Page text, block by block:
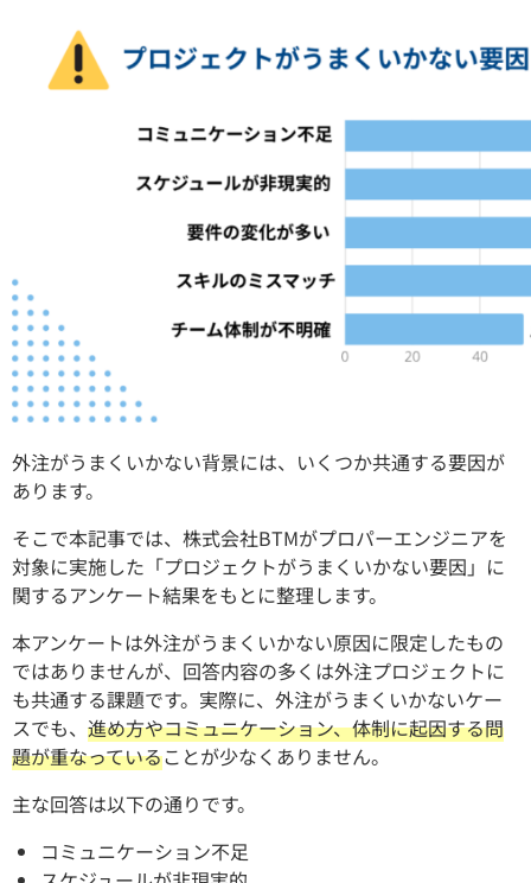
外注がうまくいかない背景には、いくつか共通する要因が
あります。
そこで本記事では、株式会社BTMがプロパーエンジニアを
対象に実施した「プロジェクトがうまくいかない要因」に
関するアンケート結果をもとに整理します。
本アンケートは外注がうまくいかない原因に限定したもの
ではありませんが、回答内容の多くは外注プロジェクトに
も共通する課題です。実際に、外注がうまくいかないケー
スでも、 進め方やコミュニケーション、体制に起因する問
題が重なっていることが少なくありません。
主な回答は以下の通りです。
コミュニケーション不足